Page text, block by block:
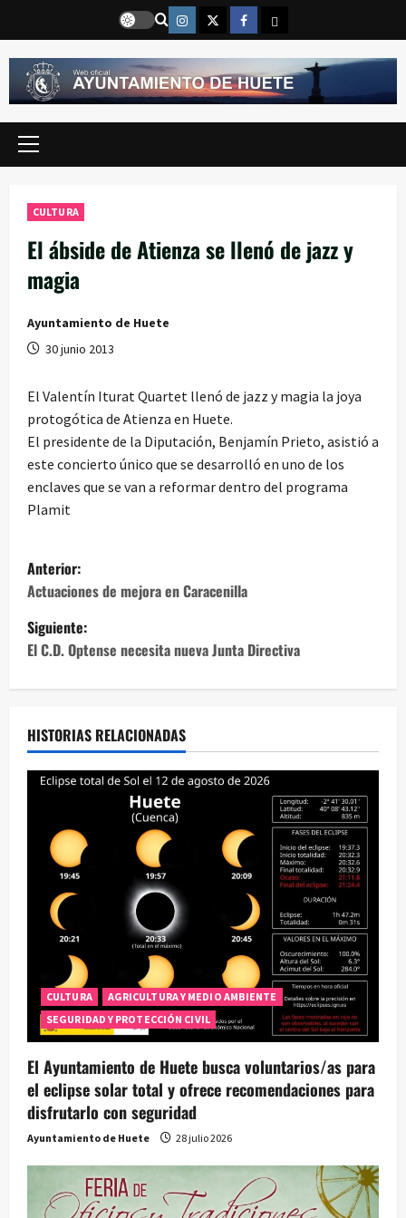
contenido
Instragram
TwitterFacebook
Email
Menú
CULTURA
El ábside de Atienza se llenó de jazz y
magia
Ayuntamiento de Huete
30 junio 2013
El Valentín Iturat Quartet llenó de jazz y magia la joya
protogótica de Atienza en Huete.
El presidente de la Diputación, Benjamín Prieto, asistió a
este concierto único que se desarrolló en uno de los
enclaves que se van a reformar dentro del programa
Plamit
N
a
v
a
n
t
r
a
Anterior:
Actuaciones de mejora en Caracenilla
Siguiente:
El C.D. Optense necesita nueva Junta Directiva
HISTORIAS RELACIONADAS
CULTURA
AGRICULTURA Y MEDIO AMBIENTE
SEGURIDAD Y PROTECCIÓN CIVIL
El Ayuntamiento de Huete busca voluntarios/as para
el eclipse solar total y ofrece recomendaciones para
disfrutarlo con seguridad
Ayuntamiento de Huete 28 julio 2026